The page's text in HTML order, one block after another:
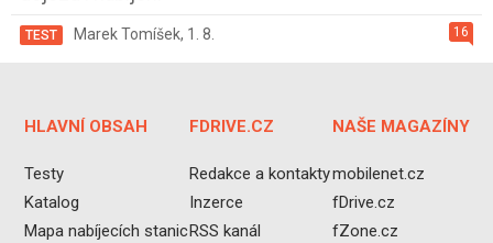
16
TEST Marek Tomíšek, 1. 8.
HLAVNÍ OBSAH
Testy
Katalog
Mapa nabíjecích stanic
FDRIVE.CZ
Redakce a kontakty
Inzerce
RSS kanál
NAŠE MAGAZÍNY
mobilenet.cz
fDrive.cz
fZone.cz